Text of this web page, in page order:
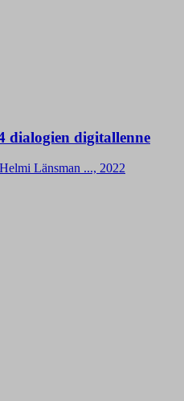
dialogien digitallenne
Länsman ..., 2022